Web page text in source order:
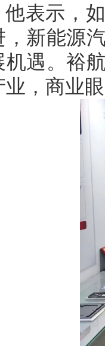
他表示，
，新能源
机遇。裕
业，商业